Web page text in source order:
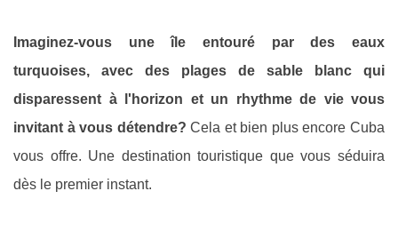
Imaginez-vous une île entouré par des eaux
turquoises, avec des plages de sable blanc qui
disparessent à l'horizon et un rhythme de vie vous
invitant à vous détendre? Cela et bien plus encore Cuba
vous offre. Une destination touristique que vous séduira
dès le premier instant.